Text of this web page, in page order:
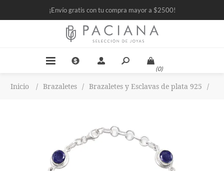
¡Envío gratis con tu compra mayor a $2500!
(0)
Inicio / Brazaletes / Brazaletes y Esclavas de plata 925 /